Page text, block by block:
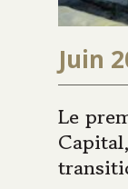
Juin
Le